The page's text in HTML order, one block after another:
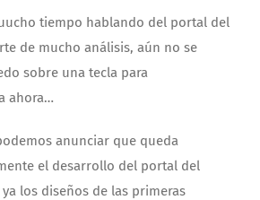
tiempo hablando del portal del
de mucho análisis, aún no se
sobre una tecla para
ahora…
anunciar que queda
el desarrollo del portal del
los diseños de las primeras